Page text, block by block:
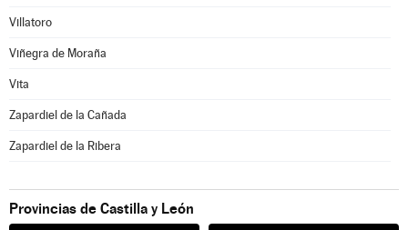
Villatoro
Viñegra de Moraña
Vita
Zapardiel de la Cañada
Zapardiel de la Ribera
Provincias de Castilla y León